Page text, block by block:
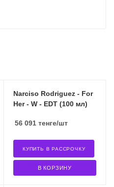
Narciso Rodriguez - For
Her - W - EDT (100 мл)
56 091 тенге/шт
В КОРЗИНУ
КУПИТЬ В РАССРОЧКУ